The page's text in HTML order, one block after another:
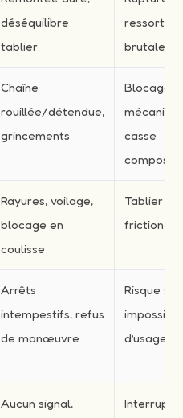
déséquilibre
tablier
ressort,
brutale
Chaîne
rouillée/détendue,
grincements
Blocage
casse
Rayures, voilage,
blocage en
coulisse
Tablier
friction
Arrêts
intempestifs, refus
de manœuvre
Risque
d’usage
Aucun signal,